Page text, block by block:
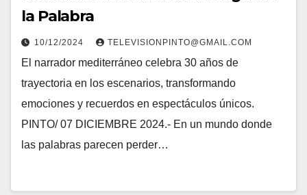
la Palabra
10/12/2024 TELEVISIONPINTO@GMAIL.COM
El narrador mediterráneo celebra 30 años de
trayectoria en los escenarios, transformando
emociones y recuerdos en espectáculos únicos.
PINTO/ 07 DICIEMBRE 2024.- En un mundo donde
las palabras parecen perder…